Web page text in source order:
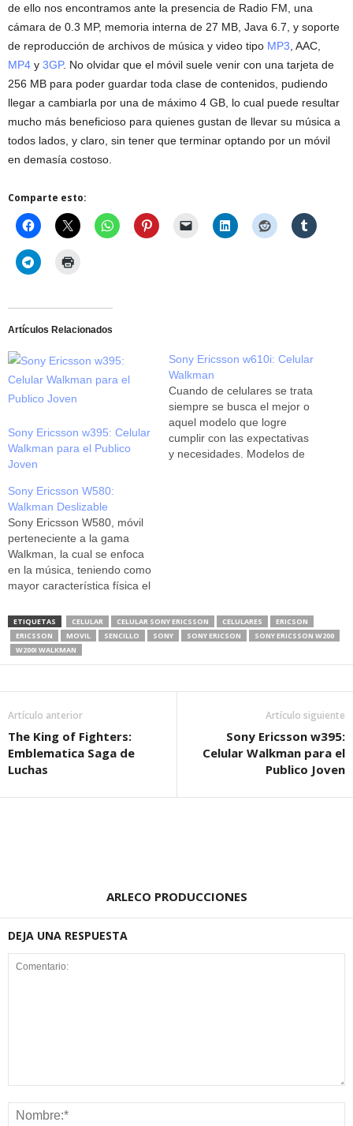
de ello nos encontramos ante la presencia de Radio FM, una
cámara de 0.3 MP, memoria interna de 27 MB, Java 6.7, y soporte
de reproducción de archivos de música y video tipo MP3 , AAC,
MP4 y 3GP. No olvidar que el móvil suele venir con una tarjeta de
256 MB para poder guardar toda clase de contenidos, pudiendo
llegar a cambiarla por una de máximo 4 GB, lo cual puede resultar
mucho más beneficioso para quienes gustan de llevar su música a
todos lados, y claro, sin tener que terminar optando por un móvil
en demasía costoso.
Comparte esto:
Artículos Relacionados
Sony Ericsson w395: Celular
Walkman para el Publico
Joven
Sony Ericsson w610i: Celular
Walkman
Cuando de celulares se trata
siempre se busca el mejor o
aquel modelo que logre
cumplir con las expectativas
y necesidades. Modelos de
Sony Ericsson W580:
Walkman Deslizable
Sony Ericsson W580, móvil
perteneciente a la gama
Walkman, la cual se enfoca
en la música, teniendo como
mayor característica física el
aparecer las teclas. Posee
una pantalla de dos
pulgadas con resolución de
240×320 píxeles,
colores, en cuanto a sus
medidas estas son…
ETIQUETAS CELULAR CELULAR SONY ERICSSON CELULARES
ERICSON
ERICSSON
MOVIL SENCILLO SONY SONY ERICSON
SONY ERICSSON W200
W200I WALKMAN
Artículo anterior
The King of Fighters:
Emblematica Saga de
Luchas
Artículo siguiente
Sony Ericsson w395:
Celular Walkman para el
Publico Joven
ARLECO PRODUCCIONES
DEJA UNA RESPUESTA